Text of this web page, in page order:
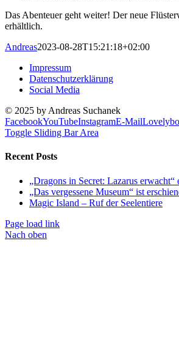
Das Abenteuer geht weiter! Der neue
erhältlich.
Andreas2023-08-28T15:21:18+02:00
Impressum
Datenschutzerklärung
Social Media
© 2025 by Andreas Suchanek
FacebookYouTubeInstagramE-Mail
Toggle Sliding Bar Area
Recent Posts
„Dragons in Secret: Lazarus
„Das vergessene Museum“ ist
Magic Island – Ruf der Seelentiere
Page load link
Nach oben